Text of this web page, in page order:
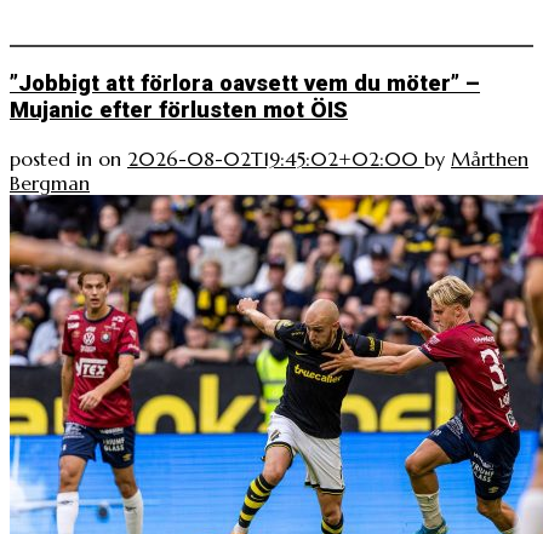
”Jobbigt att förlora oavsett vem du möter” –
Mujanic efter förlusten mot ÖIS
posted in on 2026-08-02T19:45:02+02:00 by Mårthen
Bergman